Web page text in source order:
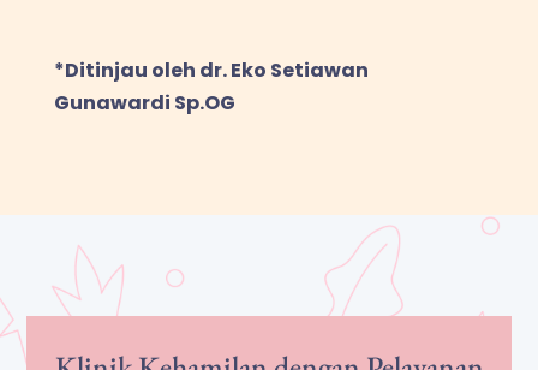
*Ditinjau oleh dr. Eko Setiawan
Gunawardi Sp.OG